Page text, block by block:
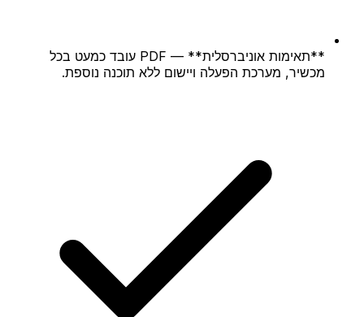
**תאימות אוניברסלית** — PDF עובד כמעט בכל
מכשיר, מערכת הפעלה ויישום ללא תוכנה נוספת.